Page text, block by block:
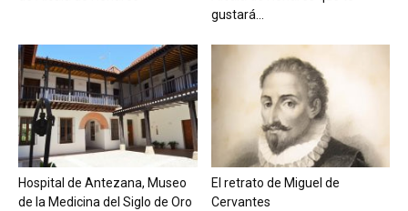
gustará...
Hospital de Antezana, Museo
de la Medicina del Siglo de Oro
El retrato de Miguel de
Cervantes